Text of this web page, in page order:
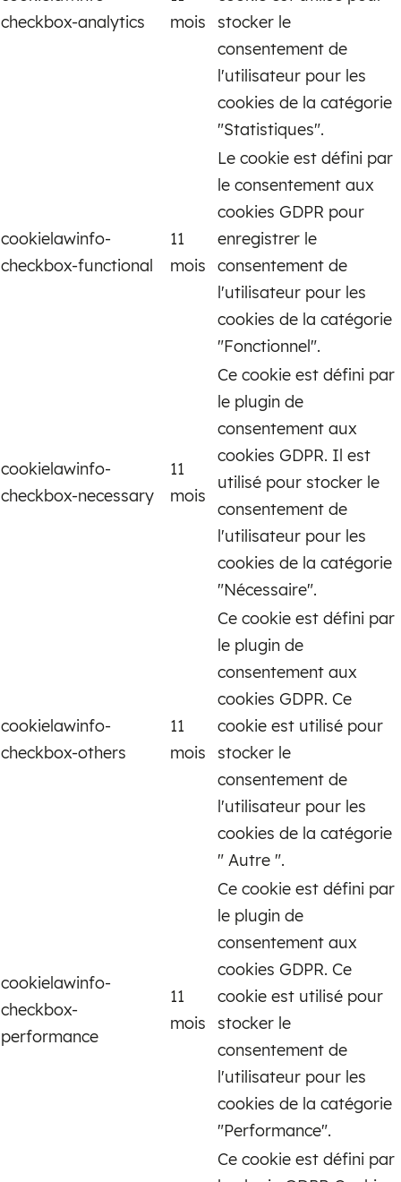
checkbox-analytics
mois
stocker le
consentement de
l'utilisateur pour les
cookies de la catégorie
"Statistiques".
cookielawinfo-
checkbox-functional
11
mois
Le cookie est défini par
le consentement aux
cookies GDPR pour
enregistrer le
consentement de
l'utilisateur pour les
cookies de la catégorie
"Fonctionnel".
cookielawinfo-
checkbox-necessary
11
mois
Ce cookie est défini par
le plugin de
consentement aux
cookies GDPR. Il est
utilisé pour stocker le
consentement de
l'utilisateur pour les
cookies de la catégorie
"Nécessaire".
cookielawinfo-
checkbox-others
11
mois
Ce cookie est défini par
le plugin de
consentement aux
cookies GDPR. Ce
cookie est utilisé pour
stocker le
consentement de
l'utilisateur pour les
cookies de la catégorie
" Autre ".
cookielawinfo-
checkbox-
performance
11
mois
Ce cookie est défini par
le plugin de
consentement aux
cookies GDPR. Ce
cookie est utilisé pour
stocker le
consentement de
l'utilisateur pour les
cookies de la catégorie
"Performance".
Ce cookie est défini par